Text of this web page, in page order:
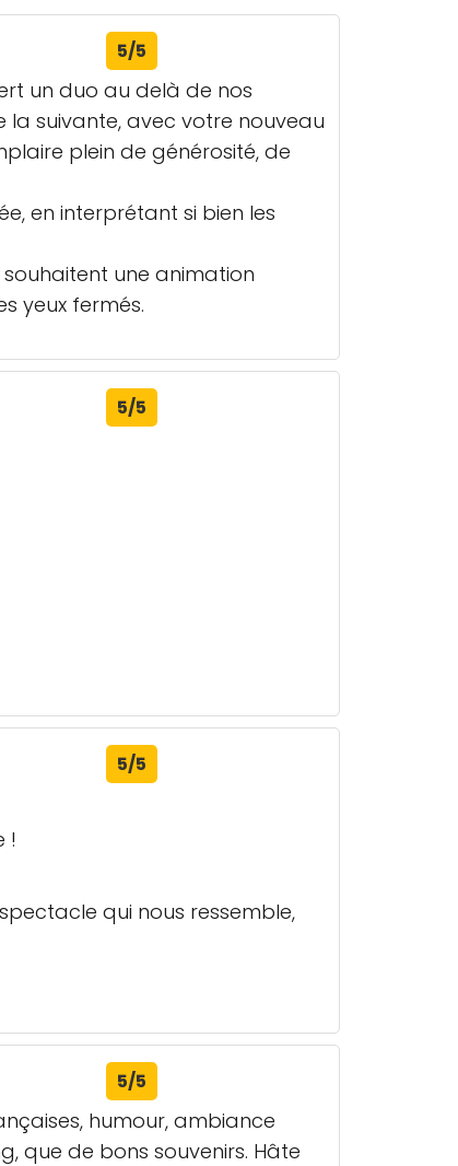
5/5
un duo au delà de nos
la suivante, avec votre nouveau
plein de générosité, de
en interprétant si bien les
une animation
yeux fermés.
5/5
5/5
!
qui nous ressemble,
5/5
humour, ambiance
que de bons souvenirs. Hâte